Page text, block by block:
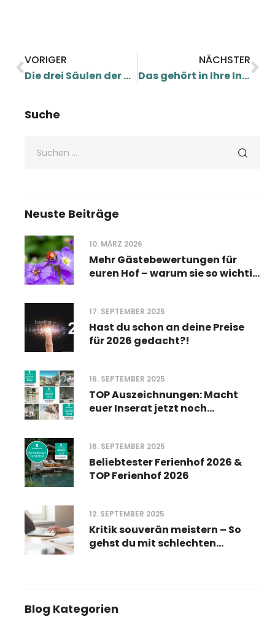
VORIGER
Die drei Säulen der Motivation
NÄCHSTER
Das gehört in Ihre Instagram Profilbeschreibung!
Suche
Neuste Beiträge
Mehr Gästebewertungen für
euren Hof – warum sie so wichtig
10. MÄRZ 2026
Hast du schon an deine Preise
für 2026 gedacht?!
17. SEPTEMBER 2025
TOP Auszeichnungen: Macht
euer Inserat jetzt noch
16. SEPTEMBER 2025
Beliebtester Ferienhof 2026 &
TOP Ferienhof 2026
16. SEPTEMBER 2025
Kritik souverän meistern – So
gehst du mit schlechten
12. SEPTEMBER 2025
Blog Kategorien